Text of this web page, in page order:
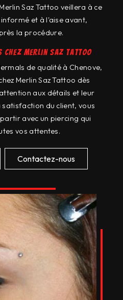
Saz Tattoo veillera à ce
informé et à l'aise avant,
la procédure.
chez Merlin Saz Tattoo
de qualité à Chenove,
Merlin Saz Tattoo dès
aux détails et leur
du client, vous
avec un piercing qui
vos attentes.
Contactez-nous